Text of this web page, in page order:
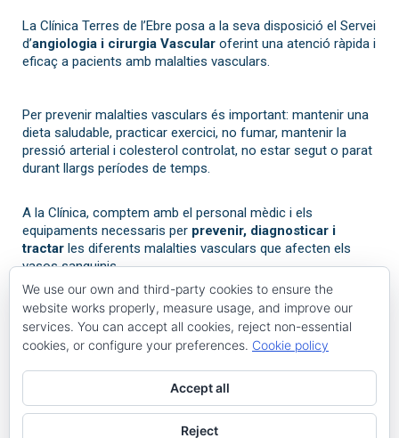
La Clínica Terres de l’Ebre posa a la seva disposició el Servei
d’angiologia i cirurgia Vascular oferint una atenció ràpida i
eficaç a pacients amb malalties vasculars.
Per prevenir malalties vasculars és important: mantenir una
dieta saludable, practicar exercici, no fumar, mantenir la
pressió arterial i colesterol controlat, no estar segut o parat
durant llargs períodes de temps.
A la Clínica, comptem amb el personal mèdic i els
equipaments necessaris per prevenir, diagnosticar i
tractar les diferents malalties vasculars que afecten els
vasos sanguinis.
Especialistes
We use our own and third-party cookies to ensure the
website works properly, measure usage, and improve our
services. You can accept all cookies, reject non-essential
cookies, or configure your preferences. Cookie policy
Accept all
Reject